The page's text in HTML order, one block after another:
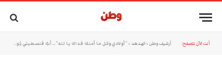
أنت الآن تتصفح: أرشيف وطن »الهدهد »“أولادي وكل ما أملك فداك يا لله”.. أبٌ فلسطيني يُودع نجله الشهيد بكلماتٍ مؤثرة في غزة (فيديو)